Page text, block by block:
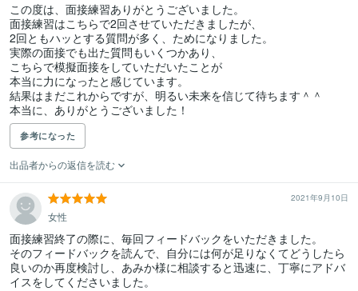
この度は、面接練習ありがとうございました。
面接練習はこちらで2回させていただきましたが、
2回ともハッとする質問が多く、ためになりました。
実際の面接でも出た質問もいくつかあり、
こちらで模擬面接をしていただいたことが
本当に力になったと感じています。
結果はまだこれからですが、明るい未来を信じて待ちます＾＾
本当に、ありがとうございました！
参考になった
出品者からの返信を読む
2021年9月10日
女性
面接練習終了の際に、毎回フィードバックをいただきました。
そのフィードバックを読んで、自分には何が足りなくてどうしたら
良いのか再度検討し、あみか様に相談すると迅速に、丁寧にアドバ
イスをしてくださいました。